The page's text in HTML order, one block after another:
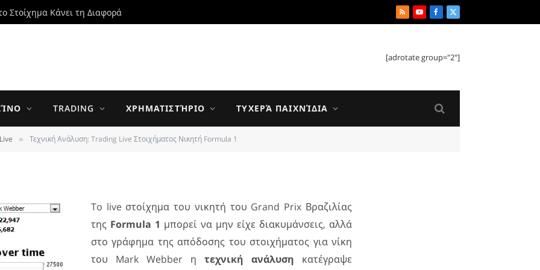
Στοίχημα Κάνει τη Διαφορά RSSYouTube
Facebook
X
[adrotate group="2"]
TRADING ΧΡΗΜΑΤΙΣΤΉΡΙΟ ΤΥΧΕΡΆ ΠΑΙΧΝΊΔΙΑ
» Τεχνική Ανάλυση: Trading Live Στοιχήματος Νικητή Formula 1
Live
Formula 1
25 MAY 2014 0 ΣΧΌΛΙΑ 3 MINS READ
To live στοίχημα του νικητή του Grand Prix Βραζιλίας
της Formula 1 μπορεί να μην είχε διακυμάνσεις, αλλά
στο γράφημα της απόδοσης του στοιχήματος για νίκη
του Mark Webber η τεχνική ανάλυση κατέγραψε